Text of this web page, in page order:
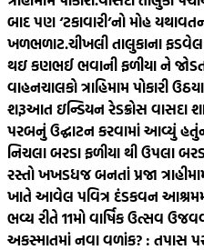
બાદ પણ ‘ટકાવારી’નો મોહ
ખળભળાટ.ચીખલી તાલુકાના ફડવેલ
થઇ કણભઈ ભવાની ફળીયા ને
વાહનચાલકો ત્રાહિમામ પોકારી
શરૂઆત ઇન્ડિયન રેડક્રોસ વાસદા
પરબનું ઉદ્ઘાટન કરવામાં આવ્યું હતું
નિચલા બરડા ફળીયા થી ઉપલા
રસ્તો ખખડધજ બનતાં પ્રજા
ખાતે આવેલ પવિત્ર દંડકવન
ભવ્ય રીતે 11મો વાર્ષિક ઉત્સવ
અકસ્માતમાં નવા વળાંક? : તપાસ